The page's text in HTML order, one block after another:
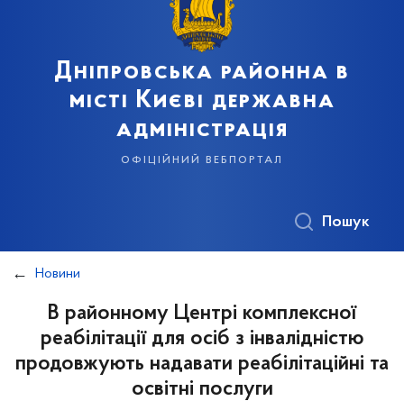
Дніпровська районна в
місті Києві державна
адміністрація
офіційний вебпортал
Пошук
Новини
В районному Центрі комплексної
реабілітації для осіб з інвалідністю
продовжують надавати реабілітаційні та
освітні послуги